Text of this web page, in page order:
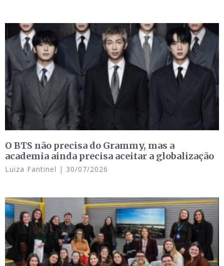
O BTS não precisa do Grammy, mas a
academia ainda precisa aceitar a globalização
Luiza Fantinel 30/07/2026